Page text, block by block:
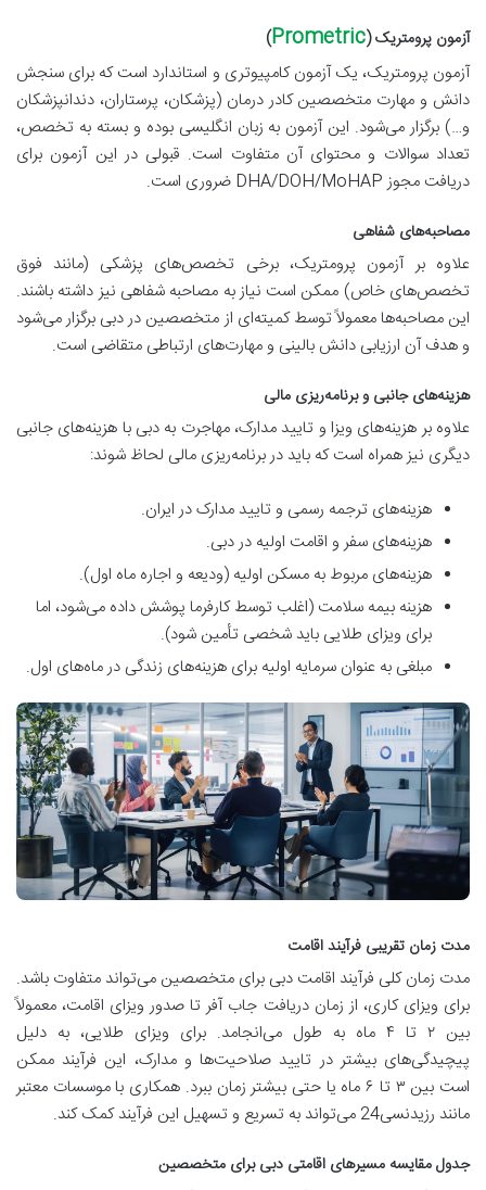
آزمون پرومتریک (Prometric
)
آزمون پرومتریک، یک آزمون کامپیوتری و استاندارد است که برای سنجش
دانش و مهارت متخصصین کادر درمان (پزشکان، پرستاران، دندانپزشکان
و…) برگزار می‌شود. این آزمون به زبان انگلیسی بوده و بسته به تخصص،
تعداد سوالات و محتوای آن متفاوت است. قبولی در این آزمون برای
دریافت مجوز DHA/DOH/MoHAP ضروری است.
مصاحبه‌های شفاهی
علاوه بر آزمون پرومتریک، برخی تخصص‌های پزشکی (مانند فوق
تخصص‌های خاص) ممکن است نیاز به مصاحبه شفاهی نیز داشته باشند.
این مصاحبه‌ها معمولاً توسط کمیته‌ای از متخصصین در دبی برگزار می‌شود
و هدف آن ارزیابی دانش بالینی و مهارت‌های ارتباطی متقاضی است.
هزینه‌های جانبی و برنامه‌ریزی مالی
علاوه بر هزینه‌های ویزا و تایید مدارک، مهاجرت به دبی با هزینه‌های جانبی
دیگری نیز همراه است که باید در برنامه‌ریزی مالی لحاظ شوند:
هزینه‌های ترجمه رسمی و تایید مدارک در ایران.
هزینه‌های سفر و اقامت اولیه در دبی.
هزینه‌های مربوط به مسکن اولیه (ودیعه و اجاره ماه اول).
هزینه بیمه سلامت (اغلب توسط کارفرما پوشش داده می‌شود، اما
برای ویزای طلایی باید شخصی تأمین شود).
مبلغی به عنوان سرمایه اولیه برای هزینه‌های زندگی در ماه‌های اول.
مدت زمان تقریبی فرآیند اقامت
مدت زمان کلی فرآیند اقامت دبی برای متخصصین می‌تواند متفاوت باشد.
برای ویزای کاری، از زمان دریافت جاب آفر تا صدور ویزای اقامت، معمولاً
بین ۲ تا ۴ ماه به طول می‌انجامد. برای ویزای طلایی، به دلیل
پیچیدگی‌های بیشتر در تایید صلاحیت‌ها و مدارک، این فرآیند ممکن
است بین ۳ تا ۶ ماه یا حتی بیشتر زمان ببرد. همکاری با موسسات معتبر
مانند رزیدنسی24 می‌تواند به تسریع و تسهیل این فرآیند کمک کند.
جدول مقایسه مسیرهای اقامتی دبی برای متخصصین